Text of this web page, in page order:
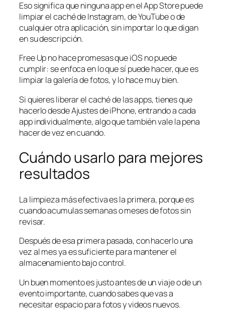
Eso significa que ninguna app en el App Store puede
limpiar el caché de Instagram, de YouTube o de
cualquier otra aplicación, sin importar lo que digan
en su descripción.
Free Up no hace promesas que iOS no puede
cumplir: se enfoca en lo que sí puede hacer, que es
limpiar la galería de fotos, y lo hace muy bien.
Si quieres liberar el caché de las apps, tienes que
hacerlo desde Ajustes de iPhone, entrando a cada
app individualmente, algo que también vale la pena
hacer de vez en cuando.
Cuándo usarlo para mejores
resultados
La limpieza más efectiva es la primera, porque es
cuando acumulas semanas o meses de fotos sin
revisar.
Después de esa primera pasada, con hacerlo una
vez al mes ya es suficiente para mantener el
almacenamiento bajo control.
Un buen momento es justo antes de un viaje o de un
evento importante, cuando sabes que vas a
necesitar espacio para fotos y videos nuevos.